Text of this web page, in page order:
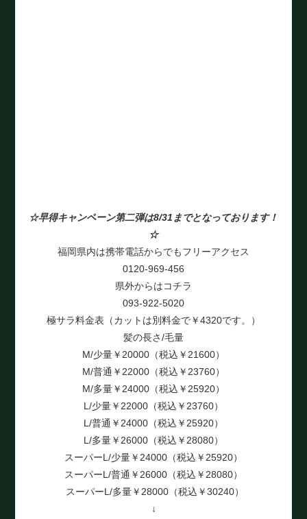
☆早得キャンペーン第二弾は8/31までとなっております！
☆
福岡県内は携帯電話からでもフリーアクセス
0120-969-456
県外からはコチラ
093-922-5020
極サラ料金表（カットは別料金で￥4320です。）
髪の長さ/毛量
M/少量￥20000（税込￥21600）
M/普通￥22000（税込￥23760）
M/多量￥24000（税込￥25920）
L/少量￥22000（税込￥23760）
L/普通￥24000（税込￥25920）
L/多量￥26000（税込￥28080）
スーパーL/少量￥24000（税込￥25920）
スーパーL/普通￥26000（税込￥28080）
スーパーL/多量￥28000（税込￥30240）
↓